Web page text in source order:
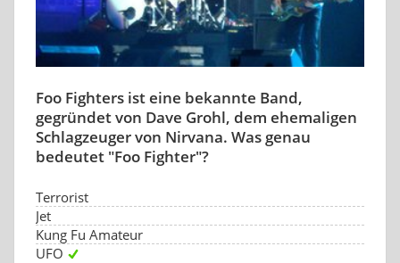
Foo Fighters ist eine bekannte Band,
gegründet von Dave Grohl, dem ehemaligen
Schlagzeuger von Nirvana. Was genau
bedeutet "Foo Fighter"?
Terrorist
Jet
Kung Fu Amateur
UFO